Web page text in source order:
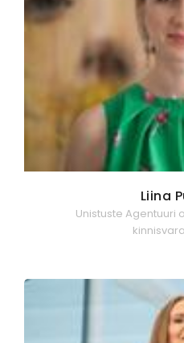
Liina
Unistuste Agentuuri